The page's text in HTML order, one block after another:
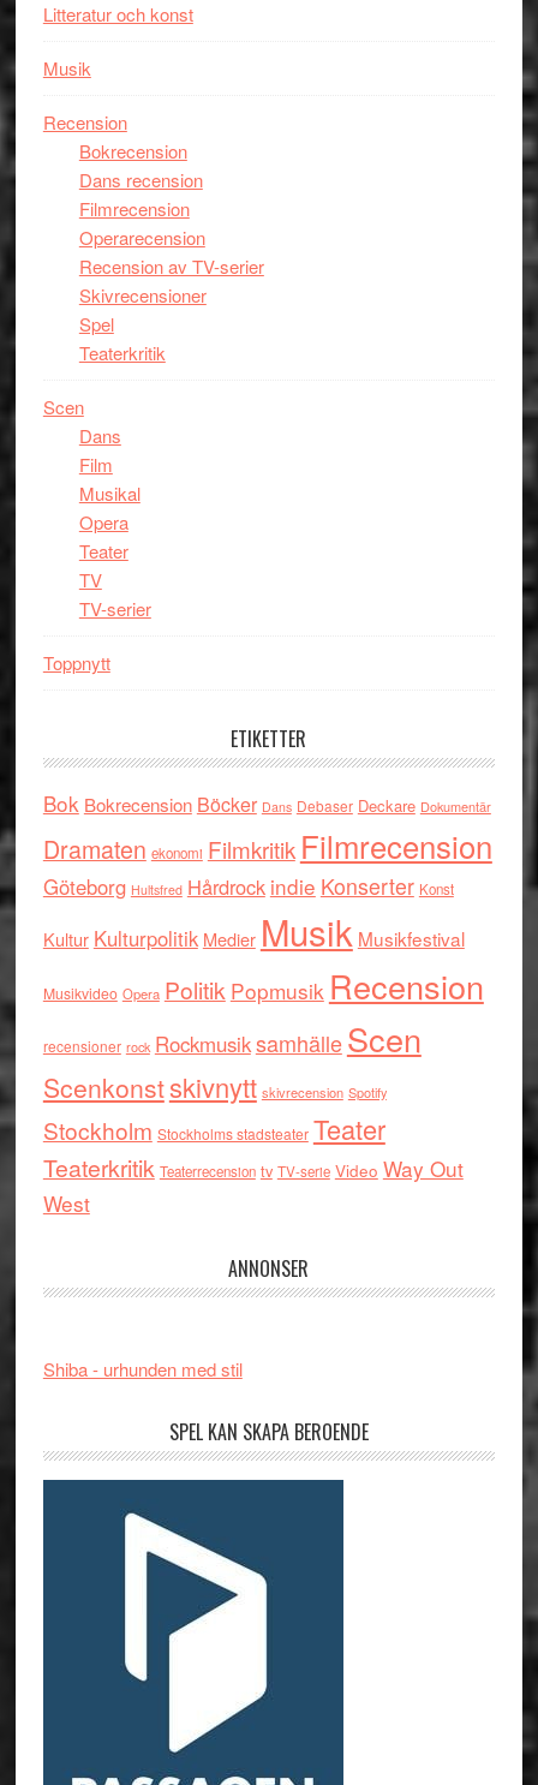
Litteratur och konst
Musik
Recension
Bokrecension
Dans recension
Filmrecension
Operarecension
Recension av TV-serier
Skivrecensioner
Spel
Teaterkritik
Scen
Dans
Film
Musikal
Opera
Teater
TV
TV-serier
Toppnytt
ETIKETTER
Bok Bokrecension Böcker Dans Debaser Deckare Dokumentär
Dramaten ekonomi Filmkritik Filmrecension
Göteborg Hultsfred Hårdrock indie Konserter Konst
Kultur Kulturpolitik Medier Musik Musikfestival
Musikvideo Opera Politik Popmusik Recension
recensioner rock RockmusiksamhälleScen
Scenkonstskivnytt skivrecension Spotify
Stockholm Stockholms stadsteater Teater
Teaterkritik Teaterrecension tv TV-serie Video Way Out
West
ANNONSER
Shiba - urhunden med stil
SPEL KAN SKAPA BEROENDE